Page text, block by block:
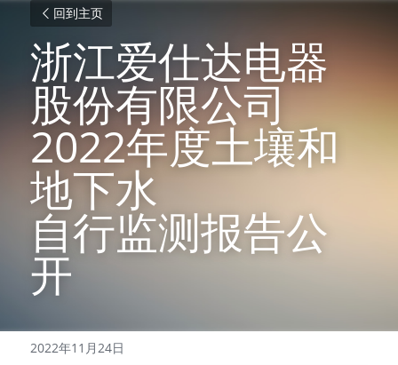
回到主页
浙江爱仕达电器
股份有限公司
2022年度土壤和
地下水
自行监测报告公
开
2022年11月24日